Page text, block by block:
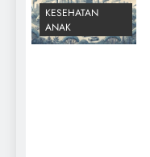
KESEHATAN
ANAK